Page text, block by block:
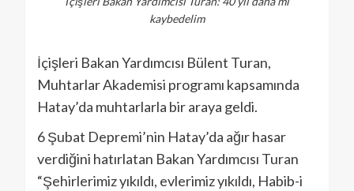
kaybedelim
İçişleri Bakan Yardımcısı Bülent Turan,
Muhtarlar Akademisi programı kapsamında
Hatay’da muhtarlarla bir araya geldi.
6 Şubat Depremi’nin Hatay’da ağır hasar
verdiğini hatırlatan Bakan Yardımcısı Turan
“Şehirlerimiz yıkıldı, evlerimiz yıkıldı, Habib-i